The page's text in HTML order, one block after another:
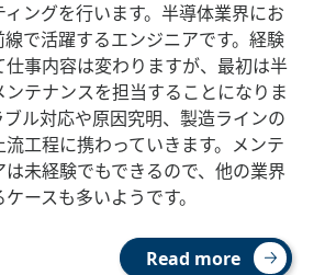
ィングを行います。半導体業界にお
で活躍するエンジニアです。経験
仕事内容は変わりますが、最初は半
テナンスを担当することになりま
ル対応や原因究明、製造ラインの
工程に携わっていきます。メンテ
未経験でもできるので、他の業界
ースも多いようです。
Read more